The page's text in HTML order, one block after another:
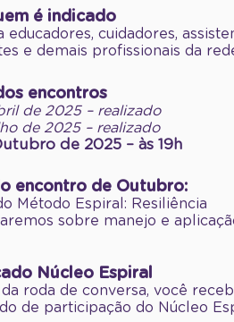
é indicado
educadores, cuidadores,
e demais profissionais da
encontros
de 2025 – realizado
de 2025 – realizado
de 2025 – às 19h
encontro de Outubro:
Método Espiral: Resiliência
sobre manejo e
Núcleo Espiral
roda de conversa, você
de participação do Núcleo